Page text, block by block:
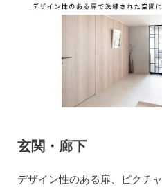
玄関・廊下
デザイン性のある扉、ピクチ